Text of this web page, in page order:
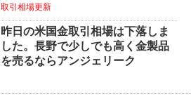
取引相場更新
昨日の米国金取引相場は下落しま
した。長野で少しでも高く金製品
を売るならアンジェリーク